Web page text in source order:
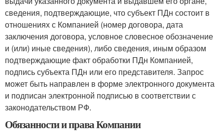
сведения, подтверждающие, что субъект ПДн состоит в
отношениях с Компанией (номер договора, дата
заключения договора, условное словесное обозначение
и (или) иные сведения), либо сведения, иным образом
подтверждающие факт обработки ПДн Компанией,
подпись субъекта ПДн или его представителя. Запрос
может быть направлен в форме электронного документа
и подписан электронной подписью в соответствии с
законодательством РФ.
Обязанности и права Компании